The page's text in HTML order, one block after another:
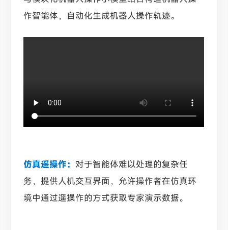
作智能体，自动化生成机器人操作轨迹。
仿真遥操作： 对于智能体难以处理的复杂任
务，提供人机交互界面，允许操作者在仿真环
境中通过遥操作的方式获取专家演示数据。